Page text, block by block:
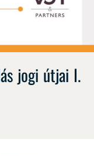
jogi útjai I.